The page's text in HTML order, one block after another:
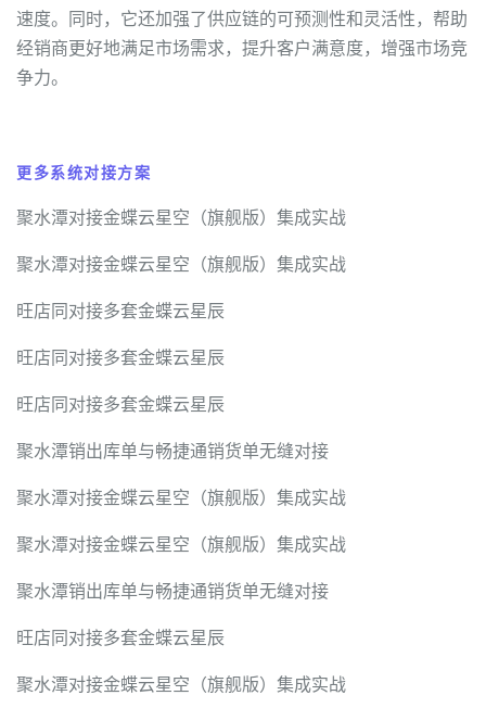
速度。同时，它还加强了供应链的可预测性和灵活性，帮助
经销商更好地满足市场需求，提升客户满意度，增强市场竞
争力。
更多系统对接方案
聚水潭对接金蝶云星空（旗舰版）集成实战
聚水潭对接金蝶云星空（旗舰版）集成实战
旺店同对接多套金蝶云星辰
旺店同对接多套金蝶云星辰
旺店同对接多套金蝶云星辰
聚水潭销出库单与畅捷通销货单无缝对接
聚水潭对接金蝶云星空（旗舰版）集成实战
聚水潭对接金蝶云星空（旗舰版）集成实战
聚水潭销出库单与畅捷通销货单无缝对接
旺店同对接多套金蝶云星辰
聚水潭对接金蝶云星空（旗舰版）集成实战